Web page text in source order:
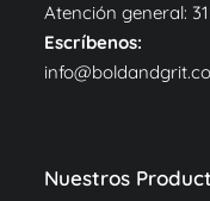
Atención general:
Escríbenos:
Nuestros